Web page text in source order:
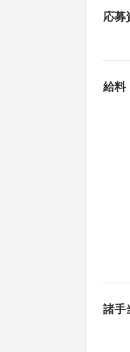
応募
給料
諸手